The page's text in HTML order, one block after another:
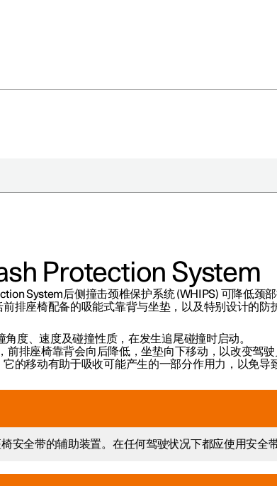
报
中打开）
Protection System
System后侧撞击颈椎保护系统 (WHIPS) 可降低颈
前排座椅配备的吸能式靠背与坐垫，以及特别设计的防
角度、速度及碰撞性质，在发生追尾碰撞时启动。
前排座椅靠背会向后降低，坐垫向下移动，以改变驾
的移动有助于吸收可能产生的一部分作用力，以免导
安全带的辅助装置。在任何驾驶状况下都应使用安全带